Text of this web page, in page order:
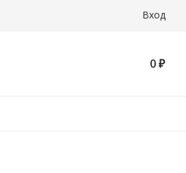
Вход
0 ₽